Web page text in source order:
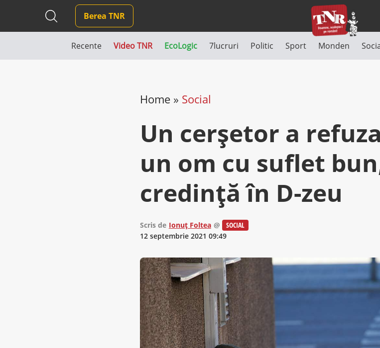
Berea TNR
Recente Video TNR EcoLogic 7lucruri Politic Sport Monden
Home» Social
Un cerşetor a
un om cu suflet
credinţă în D-zeu
Scris de Ionuț Foltea @
SOCIAL
12 septembrie 2021 09:49